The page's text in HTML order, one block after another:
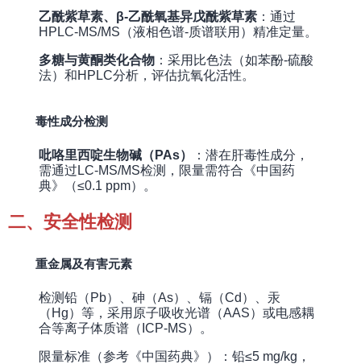
乙酰紫草素、β-乙酰氧基异戊酰紫草素 ：通过
HPLC-MS/MS（液相色谱-质谱联用）精准定量。
多糖与黄酮类化合物 ：采用比色法（如苯酚-硫酸
法）和HPLC分析，评估抗氧化活性。
毒性成分检测
吡咯里西啶生物碱（PAs）
：潜在肝毒性成分，
需通过LC-MS/MS检测，限量需符合《中国药
典》（≤0.1 ppm）。
二、安全性检测
重金属及有害元素
检测铅（Pb）、砷（As）、镉（Cd）、汞
（Hg）等，采用原子吸收光谱（AAS）或电感耦
合等离子体质谱（ICP-MS）。
限量标准（参考《中国药典》）：铅≤5 mg/kg，